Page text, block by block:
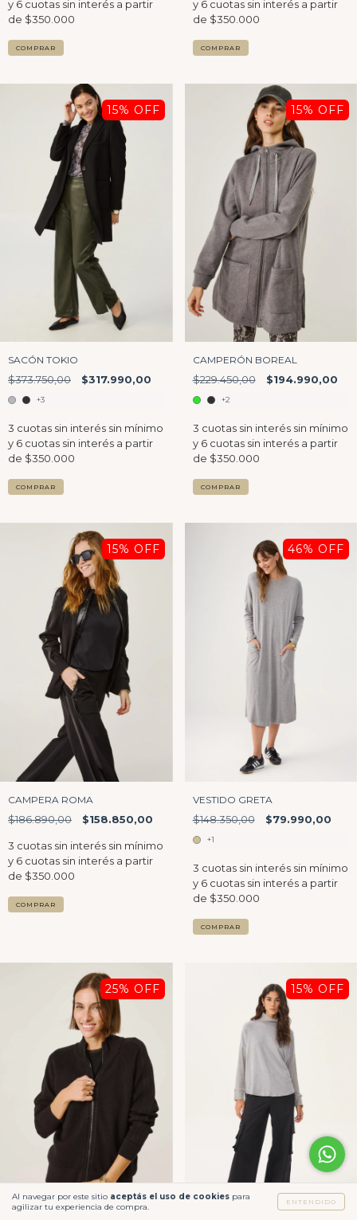
Al navegar por este sitio aceptás el uso de cookies para
agilizar tu experiencia de compra.
ENTENDIDO
COMPRAR COMPRAR
15% OFF
SACÓN TOKIO
$373.750,00 $317.990,00
+3
COMPRAR
15% OFF
CAMPERÓN BOREAL
$229.450,00 $194.990,00
+2
COMPRAR
15% OFF
CAMPERA ROMA
$186.890,00 $158.850,00
COMPRAR
46% OFF
VESTIDO GRETA
$148.350,00 $79.990,00
+1
COMPRAR
25% OFF 15% OFF